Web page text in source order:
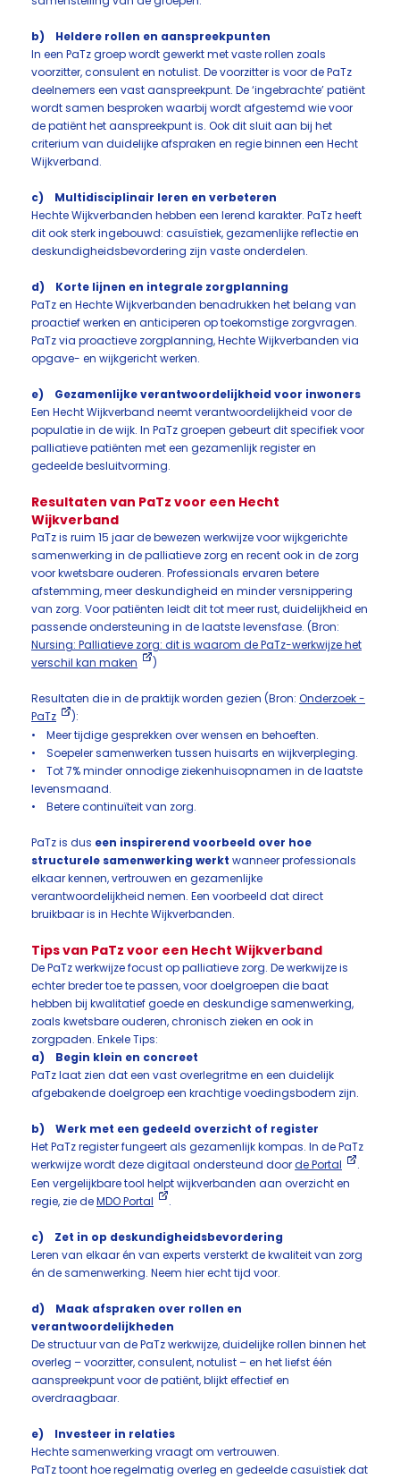
b) Heldere rollen en aanspreekpunten
In een PaTz groep wordt gewerkt met vaste rollen zoals
voorzitter, consulent en notulist. De voorzitter is voor de PaTz
deelnemers een vast aanspreekpunt. De ‘ingebrachte’ patiënt
wordt samen besproken waarbij wordt afgestemd wie voor
de patiënt het aanspreekpunt is. Ook dit sluit aan bij het
criterium van duidelijke afspraken en regie binnen een Hecht
Wijkverband.
c) Multidisciplinair leren en verbeteren
Hechte Wijkverbanden hebben een lerend karakter. PaTz heeft
dit ook sterk ingebouwd: casuïstiek, gezamenlijke reflectie en
deskundigheidsbevordering zijn vaste onderdelen.
d) Korte lijnen en integrale zorgplanning
PaTz en Hechte Wijkverbanden benadrukken het belang van
proactief werken en anticiperen op toekomstige zorgvragen.
PaTz via proactieve zorgplanning, Hechte Wijkverbanden via
opgave- en wijkgericht werken.
e) Gezamenlijke verantwoordelijkheid voor inwoners
Een Hecht Wijkverband neemt verantwoordelijkheid voor de
populatie in de wijk. In PaTz groepen gebeurt dit specifiek voor
palliatieve patiënten met een gezamenlijk register en
gedeelde besluitvorming.
Resultaten van PaTz voor een Hecht
Wijkverband
PaTz is ruim 15 jaar de bewezen werkwijze voor wijkgerichte
samenwerking in de palliatieve zorg en recent ook in de zorg
voor kwetsbare ouderen. Professionals ervaren betere
afstemming, meer deskundigheid en minder versnippering
van zorg. Voor patiënten leidt dit tot meer rust, duidelijkheid en
passende ondersteuning in de laatste levensfase. (Bron:
Nursing: Palliatieve zorg: dit is waarom de PaTz-werkwijze het
verschil kan maken
)
Resultaten die in de praktijk worden gezien (Bron: Onderzoek -
PaTz
):
• Meer tijdige gesprekken over wensen en behoeften.
• Soepeler samenwerken tussen huisarts en wijkverpleging.
• Tot 7% minder onnodige ziekenhuisopnamen in de laatste
levensmaand.
• Betere continuïteit van zorg.
PaTz is dus een inspirerend voorbeeld over hoe
structurele samenwerking werkt wanneer professionals
elkaar kennen, vertrouwen en gezamenlijke
verantwoordelijkheid nemen. Een voorbeeld dat direct
bruikbaar is in Hechte Wijkverbanden.
Tips van PaTz voor een Hecht Wijkverband
De PaTz werkwijze focust op palliatieve zorg. De werkwijze is
echter breder toe te passen, voor doelgroepen die baat
hebben bij kwalitatief goede en deskundige samenwerking,
zoals kwetsbare ouderen, chronisch zieken en ook in
zorgpaden. Enkele Tips:
a) Begin klein en concreet
PaTz laat zien dat een vast overlegritme en een duidelijk
afgebakende doelgroep een krachtige voedingsbodem zijn.
b) Werk met een gedeeld overzicht of register
Het PaTz register fungeert als gezamenlijk kompas. In de PaTz
werkwijze wordt deze digitaal ondersteund doorde Portal
.
Een vergelijkbare tool helpt wijkverbanden aan overzicht en
regie, zie deMDO Portal .
c) Zet in op deskundigheidsbevordering
Leren van elkaar én van experts versterkt de kwaliteit van zorg
én de samenwerking. Neem hier echt tijd voor.
d) Maak afspraken over rollen en
verantwoordelijkheden
De structuur van de PaTz werkwijze, duidelijke rollen binnen het
overleg – voorzitter, consulent, notulist – en het liefst één
aanspreekpunt voor de patiënt, blijkt effectief en
overdraagbaar.
e) Investeer in relaties
Hechte samenwerking vraagt om vertrouwen.
PaTz toont hoe regelmatig overleg en gedeelde casuïstiek dat